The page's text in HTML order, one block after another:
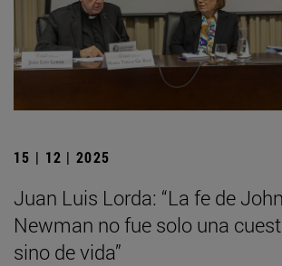
15 | 12 | 2025
Juan Luis Lorda: “La fe de
Newman no fue solo una
sino de vida”